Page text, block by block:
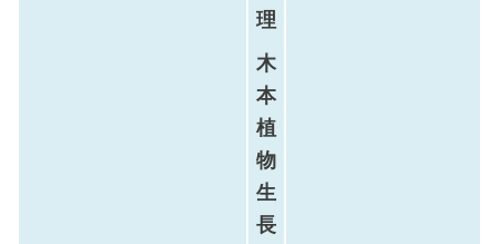
理
木
本
植
物
生
長